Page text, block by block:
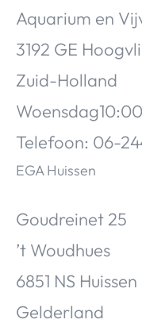
Aquarium en
3192 GE
Zuid-Holland
Telefoon: 06-
EGA Huissen
Goudreinet 25
’t Woudhues
6851 NS Huissen
Gelderland